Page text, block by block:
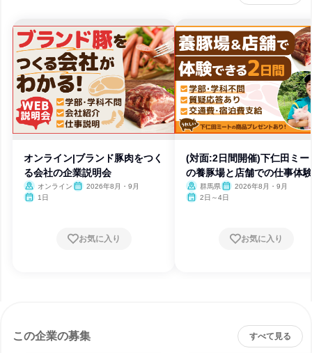
オンライン|ブランド豚肉をつく
る会社の企業説明会
オンライン
2026年8月・9月
1日
お気に入り
(対面:2日間開催)下仁田ミー
の養豚場と店舗での仕事体験
群馬県
2026年8月・9月
2日～4日
お気に入り
この企業の募集 すべて見る